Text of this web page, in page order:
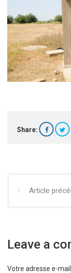
Share:
Article
Leave a
Votre adresse e-